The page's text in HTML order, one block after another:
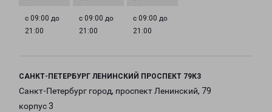
с 09:00 до
21:00
с 09:00 до
21:00
с 09:00 до
21:00
САНКТ-ПЕТЕРБУРГ ЛЕНИНСКИЙ ПРОСПЕКТ 79К3
Санкт-Петербург город, проспект Ленинский, 79
корпус 3